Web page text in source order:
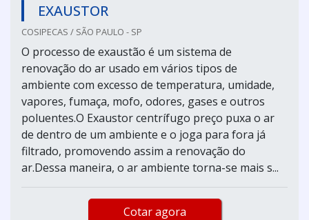
EXAUSTOR
COSIPECAS / SÃO PAULO - SP
O processo de exaustão é um sistema de
renovação do ar usado em vários tipos de
ambiente com excesso de temperatura, umidade,
vapores, fumaça, mofo, odores, gases e outros
poluentes.O Exaustor centrífugo preço puxa o ar
de dentro de um ambiente e o joga para fora já
filtrado, promovendo assim a renovação do
ar.Dessa maneira, o ar ambiente torna-se mais s...
Cotar agora